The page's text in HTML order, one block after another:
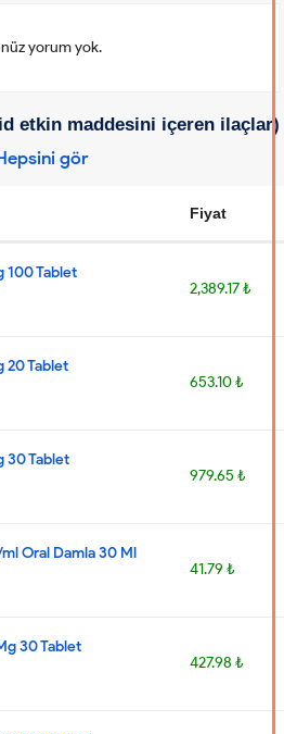
yorum yok.
etkin maddesini içeren ilaçlar)
gör
Fiyat
100 Tablet
2,389.17 ₺
20 Tablet
653.10 ₺
30 Tablet
979.65 ₺
Oral Damla 30 Ml
41.79 ₺
30 Tablet
427.98 ₺